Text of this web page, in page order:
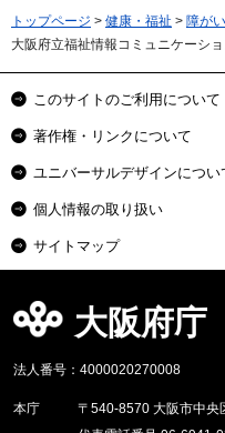
トップページ > 健康・福祉 > 障が
大阪府立福祉情報コミュニケーシ
このサイトのご利用について
著作権・リンクについて
ユニバーサルデザインについ
個人情報の取り扱い
サイトマップ
大阪府庁
法人番号：4000020270008
本庁
〒540-8570 大阪市中央